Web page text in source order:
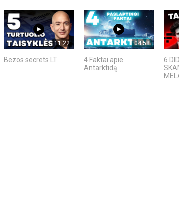
11:22
Bezos secrets LT
04:58
4 Faktai apie
Antarktidą
6